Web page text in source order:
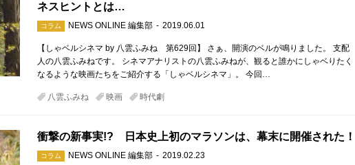
ネスヒントとは…
コラム NEWS ONLINE 編集部 2019.06.01
【しゃベルシネマ by 八雲ふみね 第629回】 さぁ、開演のベルが鳴りました。 支配
人の八雲ふみねです。 シネマアナリストの八雲ふみねが、観ると誰かにしゃベりたく
なるような映画たちをご紹介する「しゃベルシネマ」。 今回…
八雲ふみね 映画 時代劇
衝撃の新事実!? 日本史上初のマラソンは、幕末に開催された！
コラム NEWS ONLINE 編集部 2019.02.23